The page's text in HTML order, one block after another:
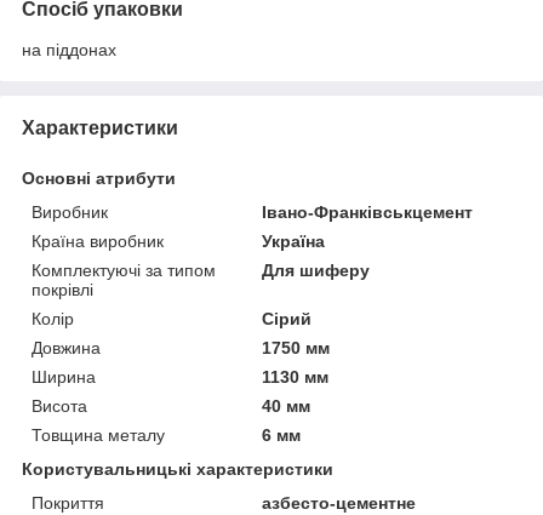
Спосіб упаковки
на піддонах
Характеристики
Основні атрибути
Виробник
Івано-Франківськцемент
Країна виробник
Україна
Комплектуючі за типом
покрівлі
Для шиферу
Колір
Сірий
Довжина
1750 мм
Ширина
1130 мм
Висота
40 мм
Товщина металу
6 мм
Користувальницькі характеристики
Покриття
азбесто-цементне